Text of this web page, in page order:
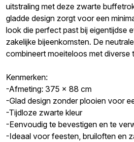
uitstraling met deze zwarte
gladde design zorgt voor een
look die perfect past bij eigentijdse
zakelijke bijeenkomsten. De
combineert moeiteloos met diverse
Kenmerken:
-Afmeting: 375 x 88 cm
-Glad design zonder plooien voor
-Tijdloze zwarte kleur
-Eenvoudig te bevestigen en te
-Ideaal voor feesten, bruiloften en